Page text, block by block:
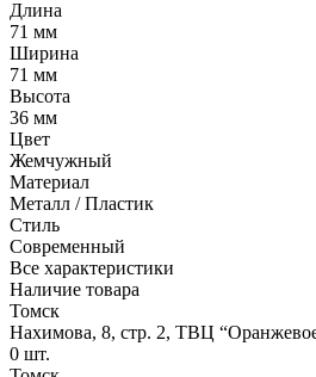
Длина
71 мм
Ширина
71 мм
Высота
36 мм
Цвет
Жемчужный
Материал
Металл / Пластик
Стиль
Современный
Все характеристики
Наличие товара
Томск
Нахимова, 8, стр. 2​, ТВЦ
0 шт.